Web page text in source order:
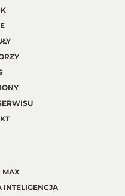
MAX
INTELIGENCJA